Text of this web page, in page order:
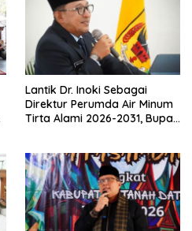
Lantik Dr. Inoki Sebagai
Direktur Perumda Air Minum
Tirta Alami 2026-2031, Bupati
Fakta Integritas Berdasarkan
Visi dan Misi